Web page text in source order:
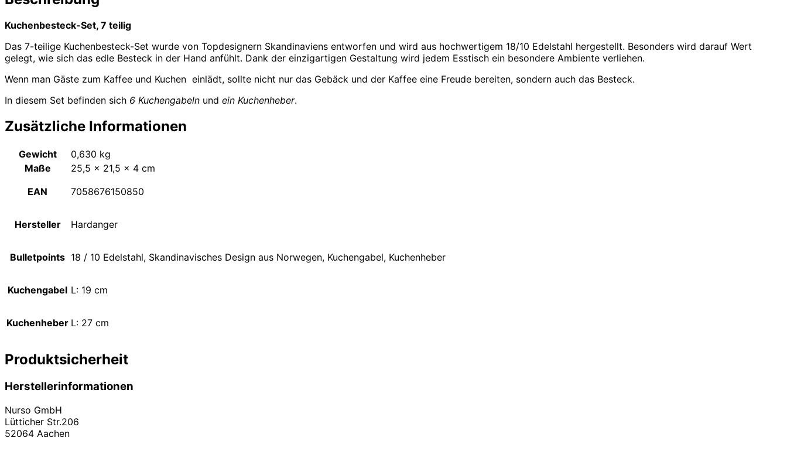
Kuchenbesteck-Set, 7 teilig
Das 7-teilige Kuchenbesteck-Set wurde von Topdesignern Skandinaviens entworfen und wird aus hochwertigem 18/10 Edelstahl hergestellt. Besonders wird darauf Wert
gelegt, wie sich das edle Besteck in der Hand anfühlt. Dank der einzigartigen Gestaltung wird jedem Esstisch ein besondere Ambiente verliehen.
Wenn man Gäste zum Kaffee und Kuchen einlädt, sollte nicht nur das Gebäck und der Kaffee eine Freude bereiten, sondern auch das Besteck.
In diesem Set befinden sich 6 Kuchengabeln und ein Kuchenheber.
Zusätzliche Informationen
Gewicht
0,630 kg
Maße
25,5 × 21,5 × 4 cm
EAN
7058676150850
Hersteller Hardanger
Bulletpoints 18 / 10 Edelstahl, Skandinavisches Design aus Norwegen, Kuchengabel, Kuchenheber
Kuchengabel L: 19 cm
Kuchenheber L: 27 cm
Produktsicherheit
Herstellerinformationen
Nurso GmbH
Lütticher Str.206
52064 Aachen